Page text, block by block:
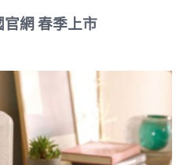
官網 春季上市